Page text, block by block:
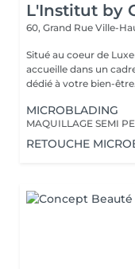
L'Institut by
60, Grand Rue Ville-
Situé au coeur de
accueille dans un
MICROBLADING
MAQUILLAGE SEMI
RETOUCHE